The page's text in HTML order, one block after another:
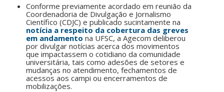
Conforme previamente acordado em reunião da
Coordenadoria de Divulgação e Jornalismo
Científico (CDJC) e publicado sucintamente na
notícia a respeito da cobertura das greves
em andamento na UFSC, a Agecom deliberou
por divulgar notícias acerca dos movimentos
que impactassem o cotidiano da comunidade
universitária, tais como adesões de setores e
mudanças no atendimento, fechamentos de
acessos aos campi ou encerramentos de
mobilizações.